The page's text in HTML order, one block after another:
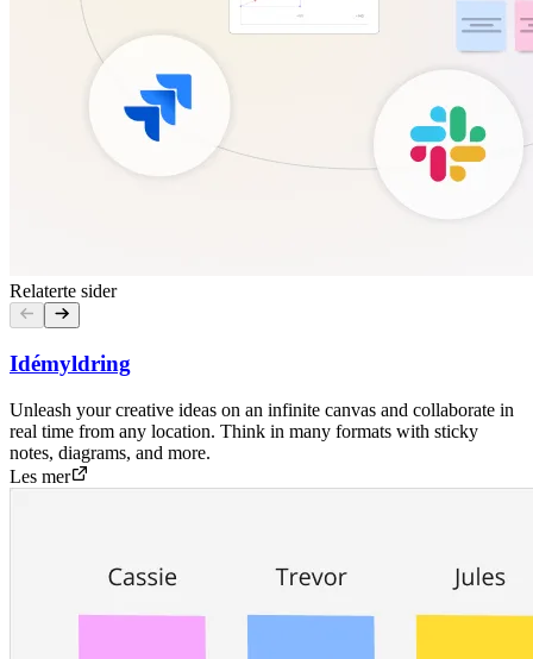
Relaterte sider
Idémyldring
Unleash your creative ideas on an infinite canvas and collaborate in
real time from any location. Think in many formats with sticky
notes, diagrams, and more.
Les mer